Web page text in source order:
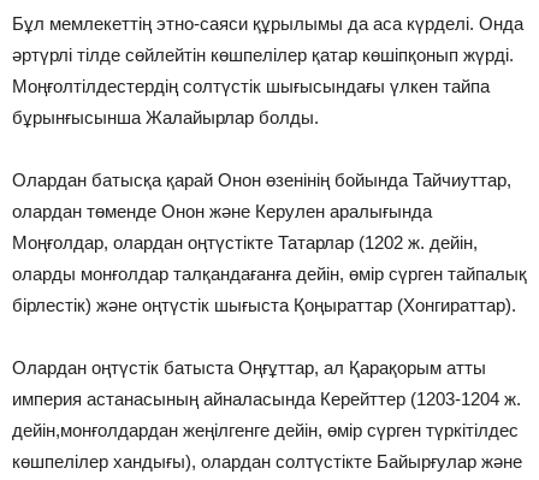
Бұл мемлекеттің этно-саяси құрылымы да аса күрделі. Онда
әртүрлі тілде сөйлейтін көшпелілер қатар көшіпқонып жүрді.
Моңғолтілдестердің солтүстік шығысындағы үлкен тайпа
бұрынғысынша Жалайырлар болды.
Олардан батысқа қарай Онон өзенінің бойында Тайчиуттар,
олардан төменде Онон және Керулен аралығында
Моңғолдар, олардан оңтүстікте Татарлар (1202 ж. дейін,
оларды монғолдар талқандағанға дейін, өмір сүрген тайпалық
бірлестік) және оңтүстік шығыста Қоңыраттар (Хонгираттар).
Олардан оңтүстік батыста Оңғұттар, ал Қарақорым атты
империя астанасының айналасында Керейттер (1203-1204 ж.
дейін,монғолдардан жеңілгенге дейін, өмір сүрген түркітілдес
көшпелілер хандығы), олардан солтүстікте Байырғулар және